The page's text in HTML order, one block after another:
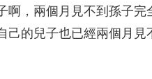
啊，兩個月見不到孫子
己的兒子也已經兩個月見